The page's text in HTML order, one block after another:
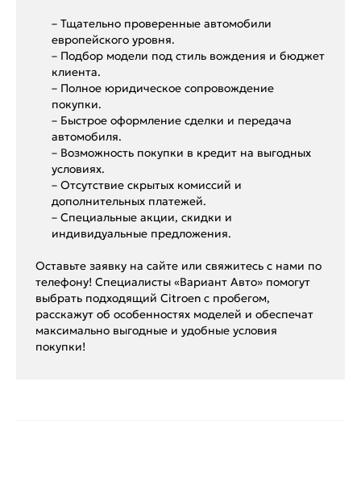
– Тщательно проверенные автомобили
европейского уровня.
– Подбор модели под стиль вождения и бюджет
клиента.
– Полное юридическое сопровождение
покупки.
– Быстрое оформление сделки и передача
автомобиля.
– Возможность покупки в кредит на выгодных
условиях.
– Отсутствие скрытых комиссий и
дополнительных платежей.
– Специальные акции, скидки и
индивидуальные предложения.
Оставьте заявку на сайте или свяжитесь с нами по
телефону! Специалисты «Вариант Авто» помогут
выбрать подходящий Citroen с пробегом,
расскажут об особенностях моделей и обеспечат
максимально выгодные и удобные условия
покупки!